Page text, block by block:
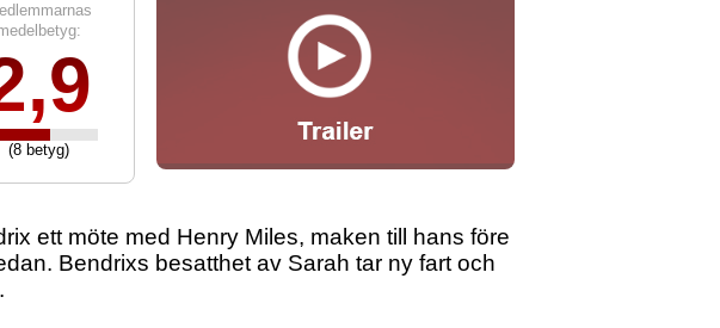
(8 betyg)
ett möte med Henry Miles, maken till hans före
Bendrixs besatthet av Sarah tar ny fart och